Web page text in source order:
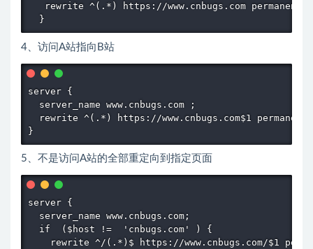
   rewrite ^(.*) https://www.cnbugs.com permanent;
  }
4、访问A站指向B站
server {
  server_name www.cnbugs.com ;
rewrite ^(.*) https://www.cnbugs.com$1
}
5、不是访问A站的全部重定向到指定页面
server {
  server_name www.cnbugs.com;
  if  ($host !=  'cnbugs.com' ) {
rewrite ^/(.*)$ https://www.cnbugs.com/$1